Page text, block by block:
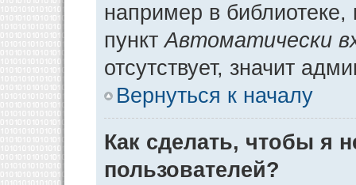
например в библиотеке,
пунктАвтоматически
отсутствует, значит
Вернуться к началу
Как сделать, чтобы я
пользователей?